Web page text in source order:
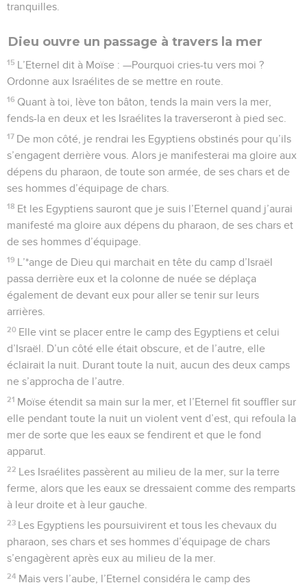
tranquilles.
Dieu ouvre un passage à travers la mer
15 L’Eternel dit à Moïse : —Pourquoi cries-tu vers moi ?
Ordonne aux Israélites de se mettre en route.
16 Quant à toi, lève ton bâton, tends la main vers la mer,
fends-la en deux et les Israélites la traverseront à pied sec.
17 De mon côté, je rendrai les Egyptiens obstinés pour qu’ils
s’engagent derrière vous. Alors je manifesterai ma gloire aux
dépens du pharaon, de toute son armée, de ses chars et de
ses hommes d’équipage de chars.
18 Et les Egyptiens sauront que je suis l’Eternel quand j’aurai
manifesté ma gloire aux dépens du pharaon, de ses chars et
de ses hommes d’équipage.
19 L’*ange de Dieu qui marchait en tête du camp d’Israël
passa derrière eux et la colonne de nuée se déplaça
également de devant eux pour aller se tenir sur leurs
arrières.
20 Elle vint se placer entre le camp des Egyptiens et celui
d’Israël. D’un côté elle était obscure, et de l’autre, elle
éclairait la nuit. Durant toute la nuit, aucun des deux camps
ne s’approcha de l’autre.
21 Moïse étendit sa main sur la mer, et l’Eternel fit souffler sur
elle pendant toute la nuit un violent vent d’est, qui refoula la
mer de sorte que les eaux se fendirent et que le fond
apparut.
22 Les Israélites passèrent au milieu de la mer, sur la terre
ferme, alors que les eaux se dressaient comme des remparts
à leur droite et à leur gauche.
23 Les Egyptiens les poursuivirent et tous les chevaux du
pharaon, ses chars et ses hommes d’équipage de chars
s’engagèrent après eux au milieu de la mer.
24 Mais vers l’aube, l’Eternel considéra le camp des